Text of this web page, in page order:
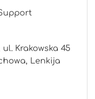
ul. Krakowska 45
Lenkija